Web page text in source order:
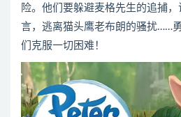
险。他们要躲避麦格先生的追捕
言，逃离猫头鹰老布朗的骚扰……
们克服一切困难！